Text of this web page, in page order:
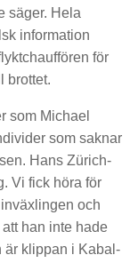
säger. Hela
information
för
brottet.
som Michael
som saknar
Hans Zürich-
Vi fick höra för
och
han inte hade
är klippan i Kabal-